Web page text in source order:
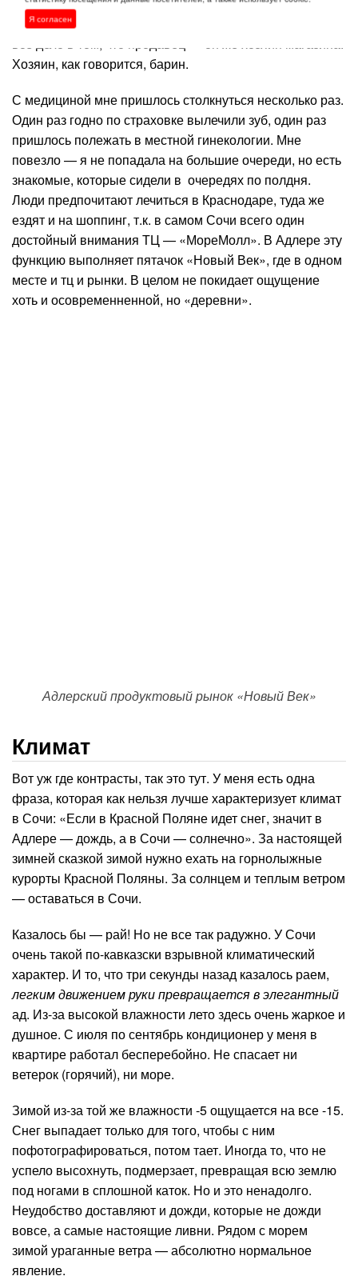
могут стоять закрытыми средь бела дня — выходной! А
все дело в том, что продавец — он же хозяин магазина.
Хозяин, как говорится, барин.
С медициной мне пришлось столкнуться несколько раз.
Один раз годно по страховке вылечили зуб, один раз
пришлось полежать в местной гинекологии. Мне
повезло — я не попадала на большие очереди, но есть
знакомые, которые сидели в очередях по полдня.
Люди предпочитают лечиться в Краснодаре, туда же
ездят и на шоппинг, т.к. в самом Сочи всего один
достойный внимания ТЦ — «МореМолл». В Адлере эту
функцию выполняет пятачок «Новый Век», где в одном
месте и тц и рынки. В целом не покидает ощущение
хоть и осовременненной, но «деревни».
Адлерский продуктовый рынок «Новый Век»
Климат
Вот уж где контрасты, так это тут. У меня есть одна
фраза, которая как нельзя лучше характеризует климат
в Сочи: «Если в Красной Поляне идет снег, значит в
Адлере — дождь, а в Сочи — солнечно». За настоящей
зимней сказкой зимой нужно ехать на горнолыжные
курорты Красной Поляны. За солнцем и теплым ветром
— оставаться в Сочи.
Казалось бы — рай! Но не все так радужно. У Сочи
очень такой по-кавказски взрывной климатический
характер. И то, что три секунды назад казалось раем,
легким движением руки превращается в элегантный
ад. Из-за высокой влажности лето здесь очень жаркое и
душное. С июля по сентябрь кондиционер у меня в
квартире работал бесперебойно. Не спасает ни
ветерок (горячий), ни море.
Зимой из-за той же влажности -5 ощущается на все -15.
Снег выпадает только для того, чтобы с ним
пофотографироваться, потом тает. Иногда то, что не
успело высохнуть, подмерзает, превращая всю землю
под ногами в сплошной каток. Но и это ненадолго.
Неудобство доставляют и дожди, которые не дожди
вовсе, а самые настоящие ливни. Рядом с морем
зимой ураганные ветра — абсолютно нормальное
явление.
Я согласен